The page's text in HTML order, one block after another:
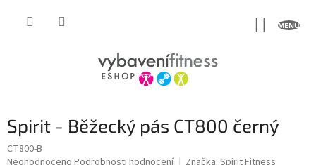
Spirit - Běžecký pás CT800 černý
CT800-B
Průměrné